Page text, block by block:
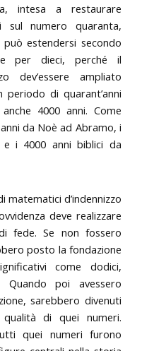
intesa a restaurare
sul numero quaranta,
estendersi secondo
per dieci, perché il
dev’essere ampliato
di quarant’anni
4000 anni. Come
da Noè ad Abramo, i
i 4000 anni biblici da
matematici d’indennizzo
deve realizzare
fede. Se non fossero
posto la fondazione
come dodici,
poi avessero
sarebbero divenuti
di quei numeri.
quei numeri furono